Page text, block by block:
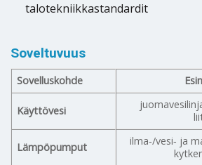
talotekniikkastandardit
Soveltuvuus
Sovelluskohde
Käyttövesi
Lämpöpumput
ilma‑/vesi‑ ja